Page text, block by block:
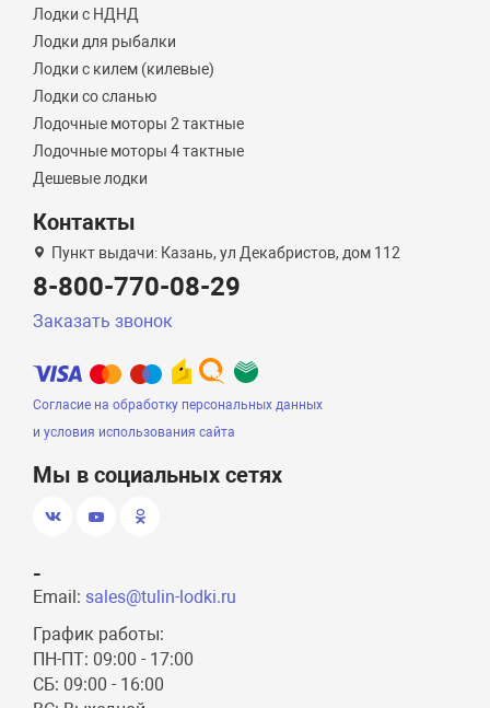
Лодки с НДНД
Лодки для рыбалки
Лодки с килем (килевые)
Лодки со сланью
Лодочные моторы 2 тактные
Лодочные моторы 4 тактные
Дешевые лодки
Контакты
Пункт выдачи: Казань, ул Декабристов, дом 112
8-800-770-08-29
Заказать звонок
Согласие на обработку персональных данных
и условия использования сайта
Мы в социальных сетях
-
Email: sales@tulin-lodki.ru
График работы:
ПН-ПТ: 09:00 - 17:00
СБ: 09:00 - 16:00